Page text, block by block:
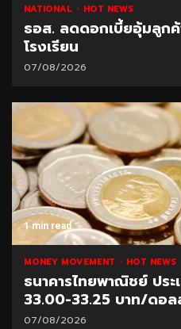
NATIONAL HOT NEWS
ธอส. ลดดอกเบี้ยอุ้มลูก
โรงเรียน
07/08/2026
1 min read
MONEY MOVEMENT HOT NEWS
ธนาคารไทยพาณิชย์ ประ
33.00-33.25 บาท/ดอล
07/08/2026